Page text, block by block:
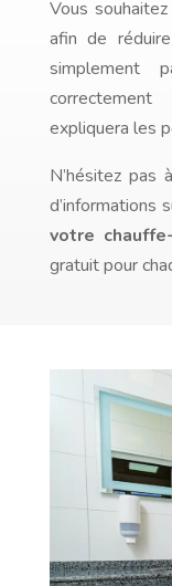
Vous
afin de
simplement
expliquera les
N’hésitez pas
d’informations
votre
gratuit pour